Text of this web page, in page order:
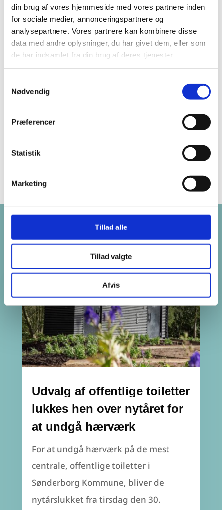
din brug af vores hjemmeside med vores partnere inden
for sociale medier, annonceringspartnere og
analysepartnere. Vores partnere kan kombinere disse
data med andre oplysninger, du har givet dem, eller som
de har indsamlet fra din brug af deres tjenester.
Nødvendig
Præferencer
Statistik
Marketing
Tillad alle
Tillad valgte
Afvis
Seneste nyheder
Udvalg af offentlige toiletter
lukkes hen over nytåret for
at undgå hærværk
For at undgå hærværk på de mest
centrale, offentlige toiletter i
Sønderborg Kommune, bliver de
nytårslukket fra tirsdag den 30.